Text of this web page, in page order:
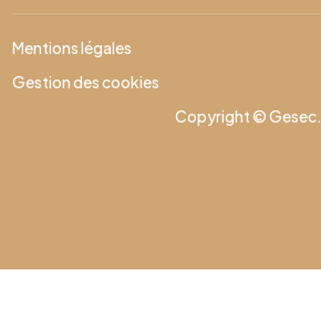
Copyright © Gesec.
Mentions légales
Gestion des cookies